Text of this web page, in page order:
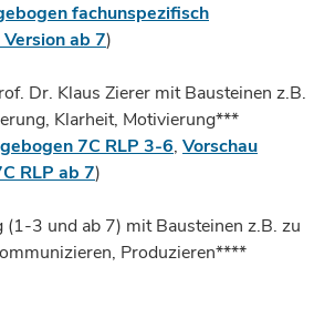
fachunspezifisch
ab 7)
Dr. Klaus Zierer mit Bausteinen z.B.
Klarheit, Motivierung***
7C RLP 3-6, Vorschau
RLP ab 7)
(1-3 und ab 7) mit Bausteinen z.B. zu
Produzieren****